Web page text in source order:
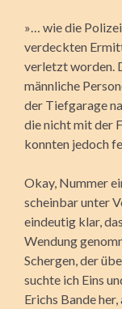
»… wie die
verdeckten
verletzt worden.
männliche
der Tiefgarage
die nicht mit der
konnten jedoch
Okay, Nummer
scheinbar unter
eindeutig klar,
Wendung
Schergen, der
suchte ich Eins
Erichs Bande